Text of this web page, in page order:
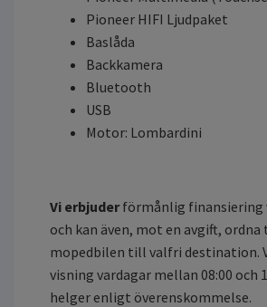
Pioneer HIFI Ljudpaket
Baslåda
Backkamera
Bluetooth
USB
Motor: Lombardini
Vi erbjuder förmånlig finansiering
och kan även, mot en avgift,
mopedbilen till valfri destination.
visning vardagar mellan 08:00 och
helger enligt överenskommelse.